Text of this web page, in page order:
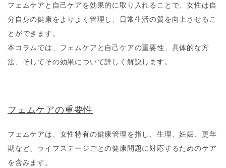
フェムケアと自己ケアを効果的に取り入れることで、女性は自
分自身の健康をよりよく管理し、日常生活の質を向上させるこ
とができます。
本コラムでは、フェムケアと自己ケアの重要性、具体的な方
法、そしてその効果について詳しく解説します。
フェムケアの重要性
フェムケアは、女性特有の健康管理を指し、生理、妊娠、更年
期など、ライフステージごとの健康問題に対応するためのケア
を含みます。